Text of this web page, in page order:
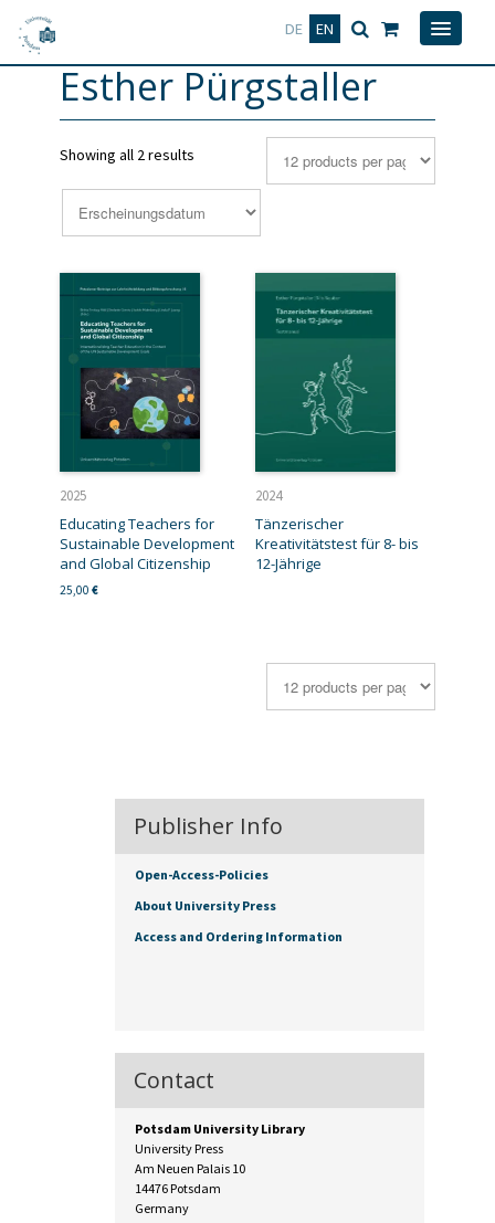
DE EN
Deutsch
Esther Pürgstaller
Showing all 2 results
2025
Educating Teachers for
Sustainable Development
and Global Citizenship
25,00 €
2024
Tänzerischer
Kreativitätstest für 8- bis
12-Jährige
Publisher Info
Open-Access-Policies
About University Press
Access and Ordering Information
Contact
Potsdam University Library
University Press
Am Neuen Palais 10
14476 Potsdam
Germany